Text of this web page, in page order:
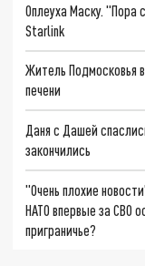
Оплеуха Маску. "Пора
Starlink
Житель Подмосковья
печени
Даня с Дашей
закончились
"Очень плохие
НАТО впервые за СВО
приграничье?